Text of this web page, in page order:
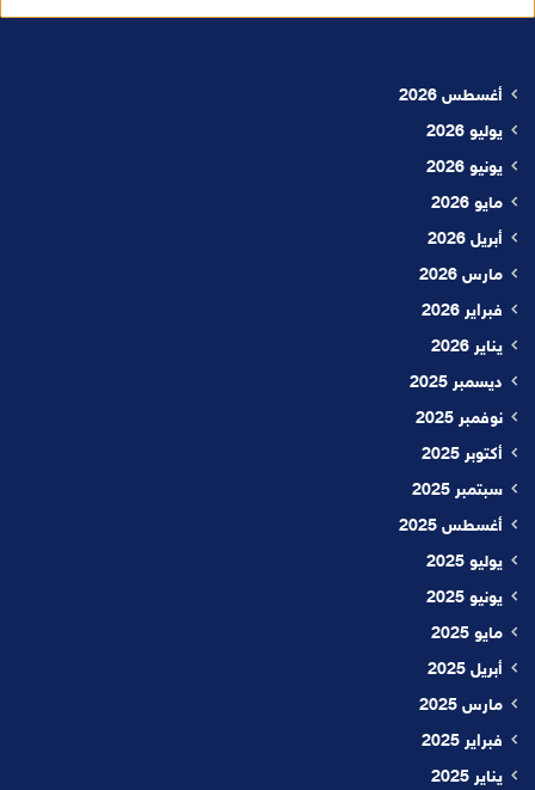
أغسطس 2026
يوليو 2026
يونيو 2026
مايو 2026
أبريل 2026
مارس 2026
فبراير 2026
يناير 2026
ديسمبر 2025
نوفمبر 2025
أكتوبر 2025
سبتمبر 2025
أغسطس 2025
يوليو 2025
يونيو 2025
مايو 2025
أبريل 2025
مارس 2025
فبراير 2025
يناير 2025